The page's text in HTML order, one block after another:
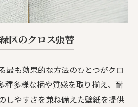
区のクロス張替
最も効果的な方法のひとつがクロ
種多様な柄や質感を取り揃え、耐
しやすさを兼ね備えた壁紙を提供